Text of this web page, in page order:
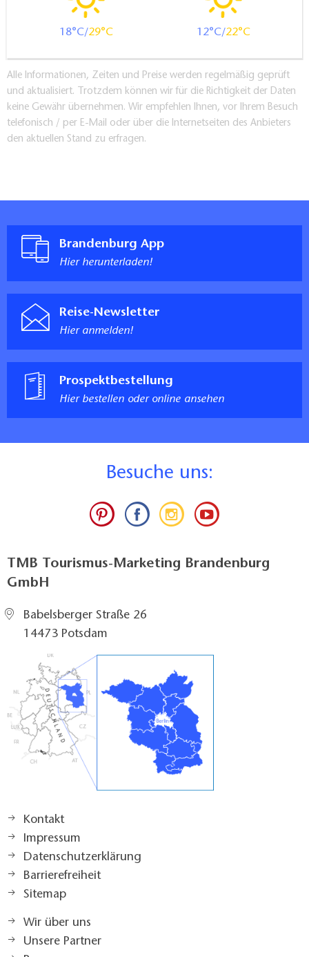
18 29 12 22
Alle Informationen, Zeiten und Preise werden regelmäßig geprüft
und aktualisiert. Trotzdem können wir für die Richtigkeit der Daten
keine Gewähr übernehmen. Wir empfehlen Ihnen, vor Ihrem Besuch
telefonisch / per E-Mail oder über die Internetseiten des Anbieters
den aktuellen Stand zu erfragen.
Brandenburg App
Hier herunterladen!
Reise-Newsletter
Hier anmelden!
Prospektbestellung
Hier bestellen oder online ansehen
Besuche uns:
TMB Tourismus-Marketing Brandenburg
GmbH
Babelsberger Straße 26
14473 Potsdam
Kontakt
Impressum
Datenschutzerklärung
Barrierefreiheit
Sitemap
Wir über uns
Unsere Partner